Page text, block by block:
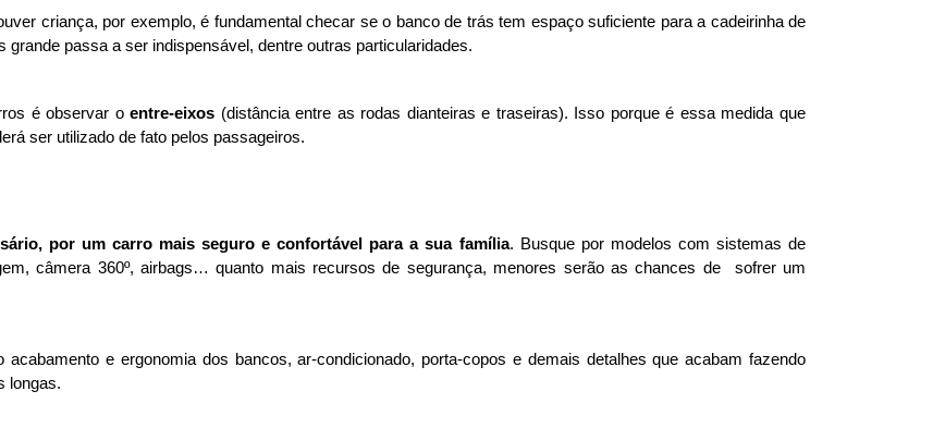
criança, por exemplo, é fundamental checar se o banco de trás tem espaço suficiente para a cadeirinha de
passa a ser indispensável, dentre outras particularidades.
é observar o entre-eixos (distância entre as rodas dianteiras e traseiras). Isso porque é essa medida que
ser utilizado de fato pelos passageiros.
por um carro mais seguro e confortável para a sua família. Busque por modelos com sistemas de
câmera 360º, airbags… quanto mais recursos de segurança, menores serão as chances de  sofrer um
e ergonomia dos bancos, ar-condicionado, porta-copos e demais detalhes que acabam fazendo
longas.